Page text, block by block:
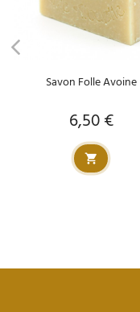
Savon Folle Avoine
Prix
6,50 €